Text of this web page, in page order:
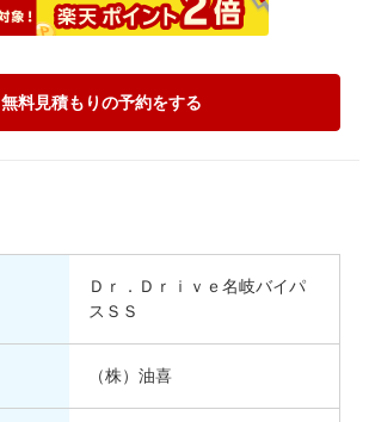
無料見積もりの予約をする
Ｄｒ．Ｄｒｉｖｅ名岐バイパ
スＳＳ
（株）油喜